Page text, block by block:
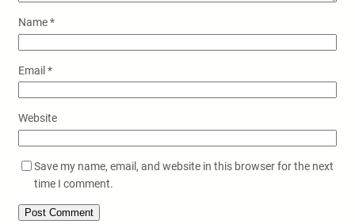
Name*
Email *
Website
Save my name, email, and website in this browser for the next
time I comment.